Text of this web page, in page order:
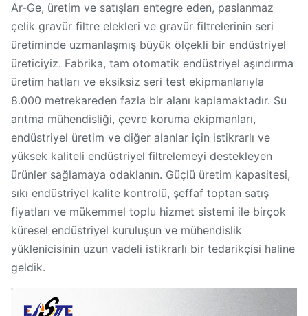
Ar-Ge, üretim ve satışları entegre eden, paslanmaz
çelik gravür filtre elekleri ve gravür filtrelerinin seri
üretiminde uzmanlaşmış büyük ölçekli bir endüstriyel
üreticiyiz. Fabrika, tam otomatik endüstriyel aşındırma
üretim hatları ve eksiksiz seri test ekipmanlarıyla
8.000 metrekareden fazla bir alanı kaplamaktadır. Su
arıtma mühendisliği, çevre koruma ekipmanları,
endüstriyel üretim ve diğer alanlar için istikrarlı ve
yüksek kaliteli endüstriyel filtrelemeyi destekleyen
ürünler sağlamaya odaklanın. Güçlü üretim kapasitesi,
sıkı endüstriyel kalite kontrolü, şeffaf toptan satış
fiyatları ve mükemmel toplu hizmet sistemi ile birçok
küresel endüstriyel kuruluşun ve mühendislik
yüklenicisinin uzun vadeli istikrarlı bir tedarikçisi haline
geldik.